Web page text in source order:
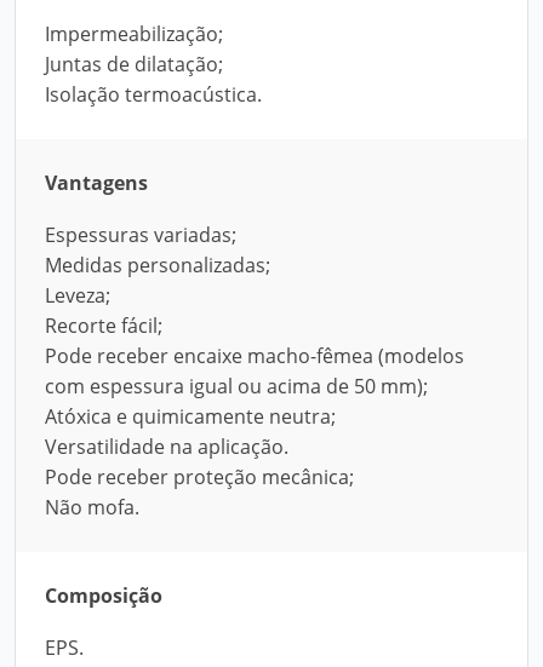
Impermeabilização;
Juntas de dilatação;
Isolação termoacústica.
Vantagens
Espessuras variadas;
Medidas personalizadas;
Leveza;
Recorte fácil;
Pode receber encaixe macho-fêmea (modelos
com espessura igual ou acima de 50 mm);
Atóxica e quimicamente neutra;
Versatilidade na aplicação.
Pode receber proteção mecânica;
Não mofa.
Composição
EPS.